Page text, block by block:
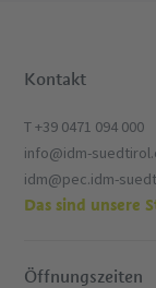
Kontakt
T +39 0471 094 000
info@idm-
idm@pec.idm-
Das sind unsere
Öffnungszeiten